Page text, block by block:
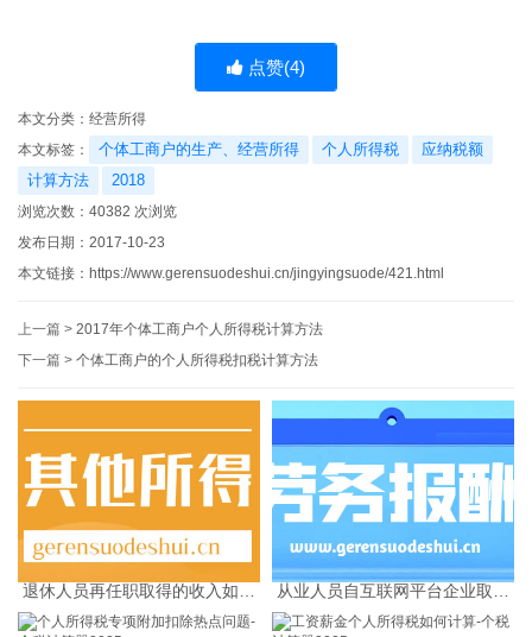
点赞(4)
本文分类： 经营所得
本文标签：
个体工商户的生产、经营所得 个人所得税
应纳税额
计算方法
2018
浏览次数： 40382 次浏览
发布日期：2017-10-23
本文链接： https://www.gerensuodeshui.cn/jingyingsuode/421.html
上一篇 > 2017年个体工商户个人所得税计算方法
下一篇 > 个体工商户的个人所得税扣税计算方法
退休人员再任职取得的收入如何
从业人员自互联网平台企业取得
劳务报酬所得的个人所得税预扣
预缴计算方法